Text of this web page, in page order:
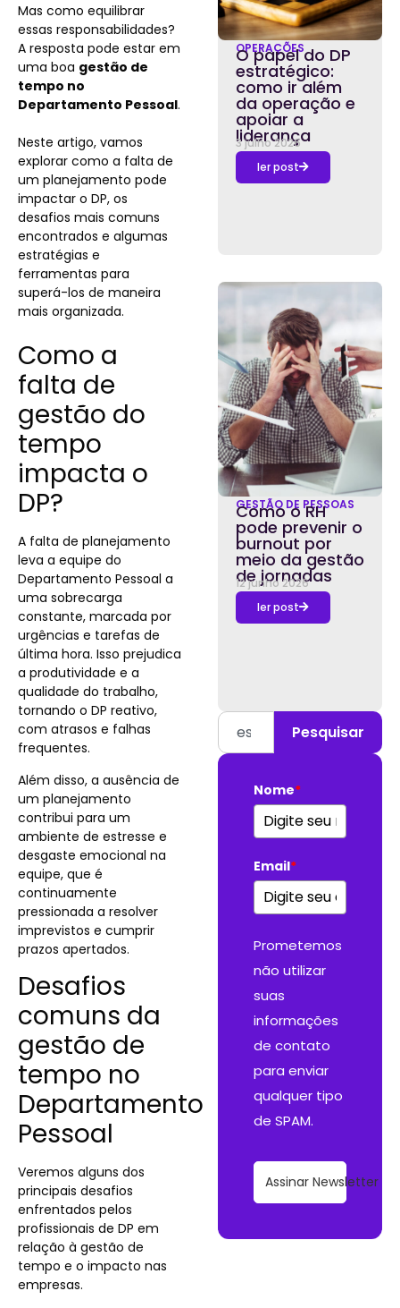
Mas como equilibrar
essas responsabilidades?
A resposta pode estar em
uma boa gestão de
tempo no
Departamento Pessoal.
Neste artigo, vamos
explorar como a falta de
um planejamento pode
impactar o DP, os
desafios mais comuns
encontrados e algumas
estratégias e
ferramentas para
superá-los de maneira
mais organizada.
Como a
falta de
gestão do
tempo
impacta o
DP?
A falta de planejamento
leva a equipe do
Departamento Pessoal a
uma sobrecarga
constante, marcada por
urgências e tarefas de
última hora. Isso prejudica
a produtividade e a
qualidade do trabalho,
tornando o DP reativo,
com atrasos e falhas
frequentes.
Além disso, a ausência de
um planejamento
contribui para um
ambiente de estresse e
desgaste emocional na
equipe, que é
continuamente
pressionada a resolver
imprevistos e cumprir
prazos apertados.
Desafios
comuns da
gestão de
tempo no
Departamento
Pessoal
Veremos alguns dos
principais desafios
enfrentados pelos
profissionais de DP em
relação à gestão de
tempo e o impacto nas
empresas.
OPERAÇÕES
O papel do DP
estratégico:
como ir além
da operação e
apoiar a
liderança
3 julho 2026
ler post
GESTÃO DE PESSOAS
Como o RH
pode prevenir o
burnout por
meio da gestão
de jornadas
12 junho 2026
ler post
Pesquisar
Nome*
Email*
Prometemos
não utilizar
suas
informações
de contato
para enviar
qualquer tipo
de SPAM.
Assinar Newsletter